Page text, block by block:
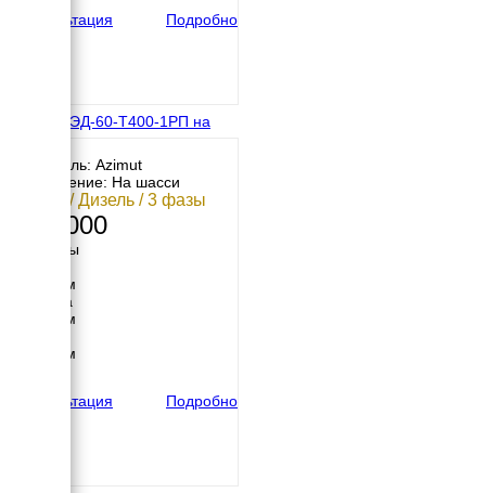
Консультация
Подробно
Азимут ЭД-60-Т400-1РП на
Двигатель: Azimut
Исполнение: На шасси
60 кВт / Дизель / 3 фазы
811 000
Размеры
4150 мм
Ширина
1920 мм
2300 мм
Консультация
Подробно